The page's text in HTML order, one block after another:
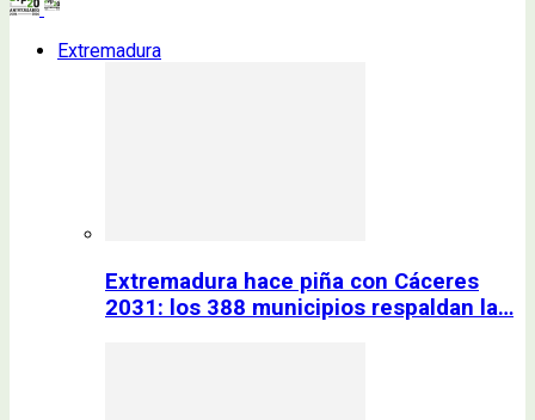
Extremadura
Extremadura hace piña con Cáceres
2031: los 388 municipios respaldan la…